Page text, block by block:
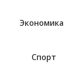
Экономика
Спорт